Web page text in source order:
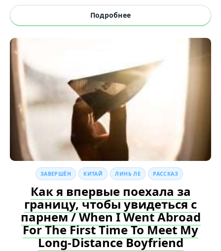
Подробнее
ЗАВЕРШЁН КИТАЙ ЛИНЬ ЛЕ РАССКАЗ
Как я впервые поехала за
границу, чтобы увидеться с
парнем / When I Went Abroad
For The First Time To Meet My
Long-Distance Boyfriend